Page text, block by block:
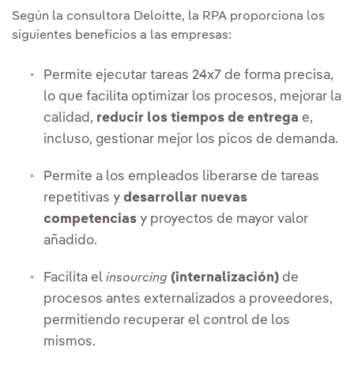
Según la consultora Deloitte, la RPA proporciona los
siguientes beneficios a las empresas:
Permite ejecutar tareas 24x7 de forma precisa,
lo que facilita optimizar los procesos, mejorar la
calidad, reducir los tiempos de entrega e,
incluso, gestionar mejor los picos de demanda.
Permite a los empleados liberarse de tareas
repetitivas y desarrollar nuevas
competencias y proyectos de mayor valor
añadido.
Facilita el insourcing (internalización) de
procesos antes externalizados a proveedores,
permitiendo recuperar el control de los
mismos.